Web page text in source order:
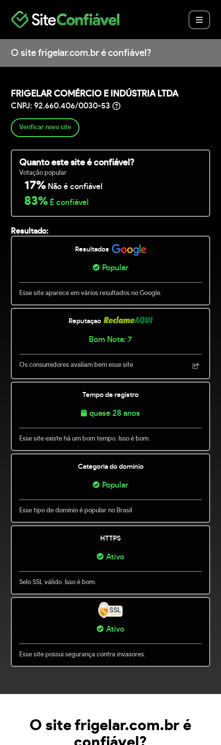
O site frigelar.com.br é confiável?
FRIGELAR COMÉRCIO E INDÚSTRIA LTDA
CNPJ: 92.660.406/0030-53
Verificar novo site
Quanto este site é confiável?
Votação popular
17% Não é confiável
83% É confiável
Resultado:
Resultados
Popular
Esse site aparece em vários resultados no Google.
Reputaçao
Bom Nota: 7
Os consumidores avaliam bem esse site
Tempo de registro
quase 28 anos
Esse site existe há um bom tempo. Isso é bom.
Categoria do domínio
Popular
Esse tipo de domínio é popular no Brasil
HTTPS
Ativo
Selo SSL válido. Isso é bom.
Ativo
Esse site possui segurança contra invasores.
O site frigelar.com.br é